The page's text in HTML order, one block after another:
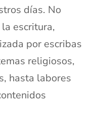
días. No
escritura,
por escribas
religiosos,
hasta labores